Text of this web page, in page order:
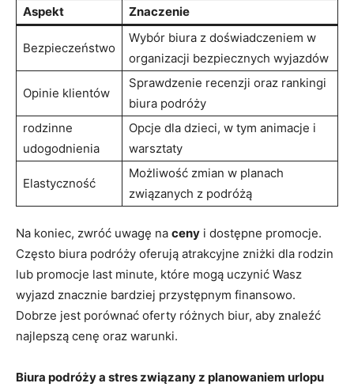
Aspekt Znaczenie
Bezpieczeństwo
Wybór‍ biura z doświadczeniem w
organizacji bezpiecznych wyjazdów
Opinie klientów
Sprawdzenie recenzji oraz rankingi⁤
biura podróży
rodzinne
udogodnienia
Opcje‍ dla dzieci, w tym animacje⁣ i‍
warsztaty
Elastyczność
Możliwość zmian w planach
związanych z podróżą
Na ⁤koniec, zwróć⁢ uwagę na ceny i dostępne ⁣promocje.
‍Często biura podróży oferują atrakcyjne zniżki dla rodzin
lub ​promocje last minute, które mogą uczynić Wasz
‌wyjazd znacznie bardziej przystępnym finansowo.
Dobrze jest porównać⁣ oferty różnych biur, aby znaleźć
najlepszą cenę oraz warunki.
Biura‌ podróży a stres związany ⁣z ⁤planowaniem urlopu